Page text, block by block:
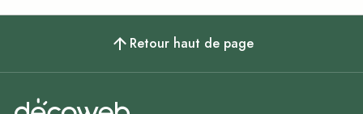
Retour haut de page